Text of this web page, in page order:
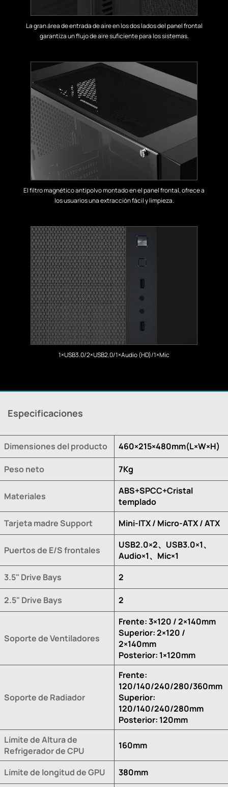
La gran área de entrada de aire en los dos lados del panel frontal
garantiza un flujo de aire suficiente para los sistemas.
El filtro magnético antipolvo montado en el panel frontal, ofrece a
los usuarios una extracción fácil y limpieza.
1×USB3.0/2×USB2.0/1×Audio (HD)/1×Mic
Especificaciones
Dimensiones del producto 460×215×480mm(L×W×H)
Peso neto 7Kg
Materiales
ABS+SPCC+Cristal
templado
Tarjeta madre Support
Mini-ITX / Micro-ATX / ATX
Puertos de E/S frontales
USB2.0×2、USB3.0×1、
Audio×1、Mic×1
3.5" Drive Bays
2
2.5" Drive Bays 2
Soporte de Ventiladores
Frente: 3×120 / 2×140mm
Superior: 2×120 /
2×140mm
Posterior: 1×120mm
Soporte de Radiador
Frente:
120/140/240/280/360mm
Superior:
120/140/240/280mm
Posterior: 120mm
Límite de Altura de
Refrigerador de CPU
160mm
Límite de longitud de GPU 380mm